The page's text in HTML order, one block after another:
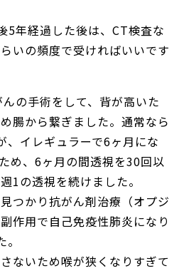
5年経過した後は、CT検査な
いの頻度で受ければいいです
の手術をして、背が高いた
腸から繋ぎました。通常なら
、イレギュラーで6ヶ月にな
め、6ヶ月の間透視を30回以
1の透視を続けました。
つかり抗がん剤治療（オプジ
作用で自己免疫性肺炎になり
ないため喉が狭くなりすぎて